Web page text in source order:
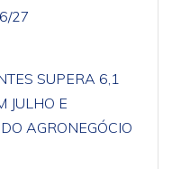
27
SUPERA 6,1
JULHO E
AGRONEGÓCIO